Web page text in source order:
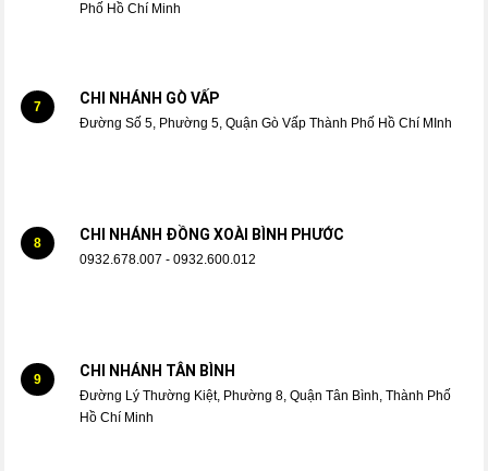
Phố Hồ Chí Minh
7 CHI NHÁNH GÒ VẤP
Đường Số 5, Phường 5, Quận Gò Vấp Thành Phố Hồ Chí MInh
8 CHI NHÁNH ĐỒNG XOÀI BÌNH PHƯỚC
0932.678.007 - 0932.600.012
9 CHI NHÁNH TÂN BÌNH
Đường Lý Thường Kiệt, Phường 8, Quận Tân Bình, Thành Phố
Hồ Chí Minh